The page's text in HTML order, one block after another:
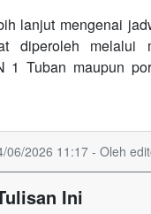
lanjut mengenai
diperoleh melalui
1 Tuban maupun
06/2026 11:17 - Oleh
Ini